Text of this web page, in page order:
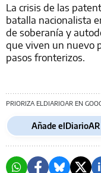
La crisis de las
batalla nacionalista
de soberanía y
que viven un nuevo
pasos fronterizos.
PRIORIZA ELDIARIOAR EN
Añade